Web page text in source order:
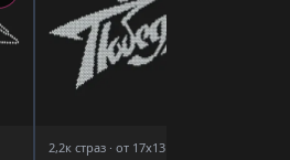
2,2к страз · от 17x13 см (A5)